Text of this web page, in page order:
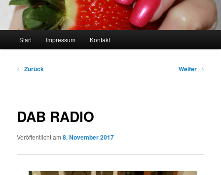
Start Impressum Kontakt
Beitragsnavigation
← Zurück Weiter →
DAB RADIO
Veröffentlicht am8. November 2017